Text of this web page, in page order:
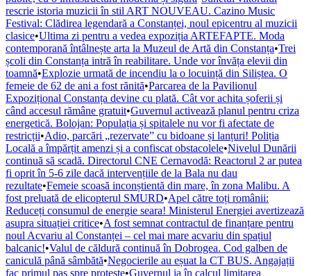
rescrie istoria muzicii în stil ART NOUVEAU. Cazino Music
Festival: Clădirea legendară a Constanței, noul epicentru al muzicii
clasice•Ultima zi pentru a vedea expoziția ARTEFAPTE. Moda
contemporană întâlnește arta la Muzeul de Artă din Constanța•Trei
școli din Constanța intră în reabilitare. Unde vor învăța elevii din
toamnă•Explozie urmată de incendiu la o locuință din Siliștea. O
femeie de 62 de ani a fost rănită•Parcarea de la Pavilionul
Expozițional Constanța devine cu plată. Cât vor achita șoferii și
când accesul rămâne gratuit•Guvernul activează planul pentru criza
energetică. Bolojan: Populația și spitalele nu vor fi afectate de
restricții•Adio, parcări „rezervate” cu bidoane și lanțuri! Poliția
Locală a împărțit amenzi și a confiscat obstacolele•Nivelul Dunării
continuă să scadă. Directorul CNE Cernavodă: Reactorul 2 ar putea
fi oprit în 5-6 zile dacă intervențiile de la Bala nu dau
rezultate•Femeie scoasă inconștientă din mare, în zona Malibu. A
fost preluată de elicopterul SMURD•Apel către toți românii:
Reduceți consumul de energie seara! Ministerul Energiei avertizează
asupra situației critice•A fost semnat contractul de finanțare pentru
noul Acvariu al Constanței – cel mai mare acvariu din spațiul
balcanic!•Valul de căldură continuă în Dobrogea. Cod galben de
caniculă până sâmbătă•Negocierile au eșuat la CT BUS. Angajații
fac primul pas spre proteste•Guvernul ia în calcul limitarea